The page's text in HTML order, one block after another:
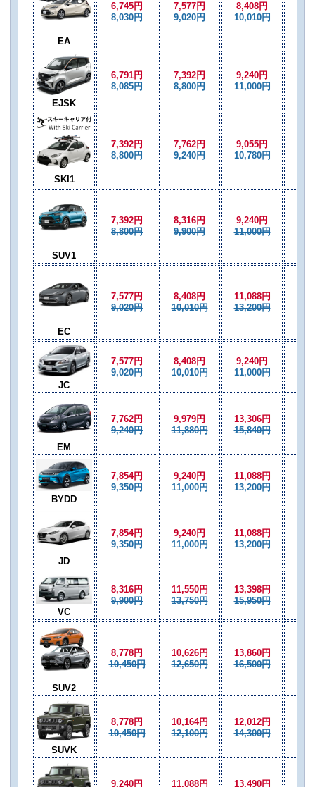
EA
6,745円
8,030円
7,577円
9,020円
8,408円
10,010円
EJSK
6,791円
8,085円
7,392円
8,800円
9,240円
11,000円
SKI1
7,392円
8,800円
7,762円
9,240円
9,055円
10,780円
SUV1
7,392円
8,800円
8,316円
9,900円
9,240円
11,000円
EC
7,577円
9,020円
8,408円
10,010円
11,088円
13,200円
JC
7,577円
9,020円
8,408円
10,010円
9,240円
11,000円
EM
7,762円
9,240円
9,979円
11,880円
13,306円
15,840円
BYDD
7,854円
9,350円
9,240円
11,000円
11,088円
13,200円
JD
7,854円
9,350円
9,240円
11,000円
11,088円
13,200円
VC
8,316円
9,900円
11,550円
13,750円
13,398円
15,950円
SUV2
8,778円
10,450円
10,626円
12,650円
13,860円
16,500円
SUVK
8,778円
10,450円
10,164円
12,100円
12,012円
14,300円
9,240円
11,088円
13,490円